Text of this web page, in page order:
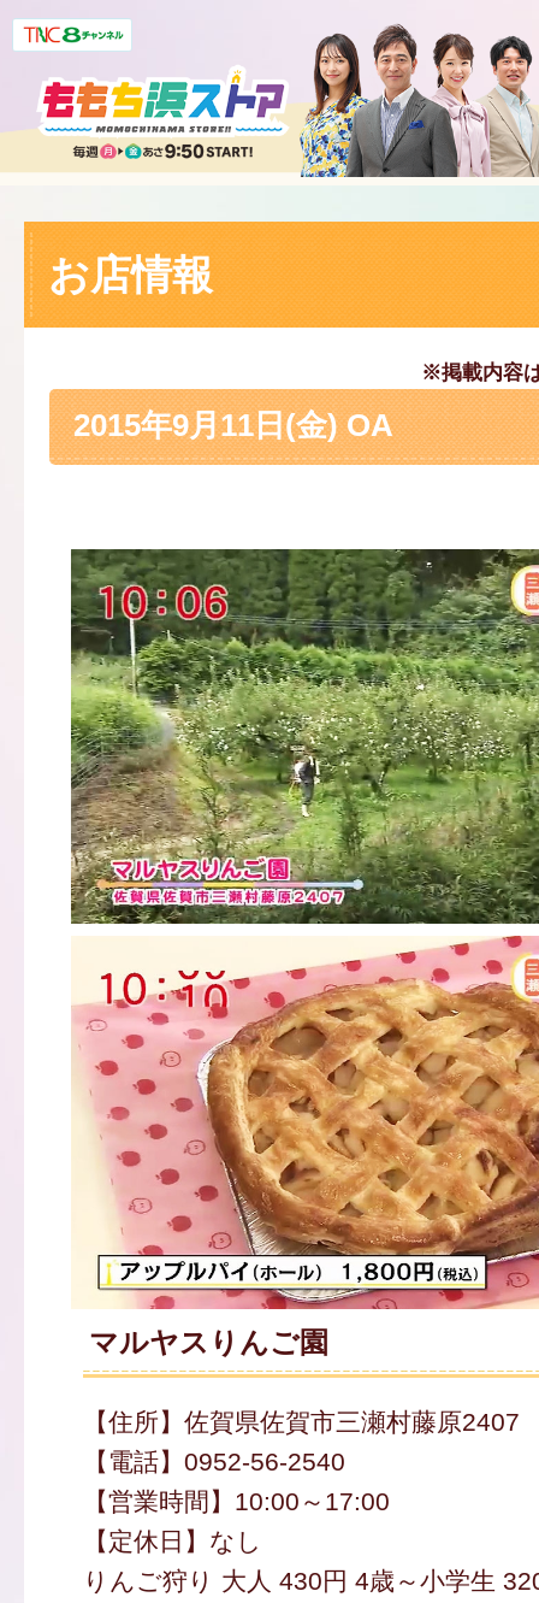
お店情報
※掲載内容
2015年9月11日(金) OA
マルヤスりんご園
【住所】佐賀県佐賀市三瀬村藤原2407
【電話】0952-56-2540
【営業時間】10:00～17:00
【定休日】なし
りんご狩り 大人 430円 4歳～小学生